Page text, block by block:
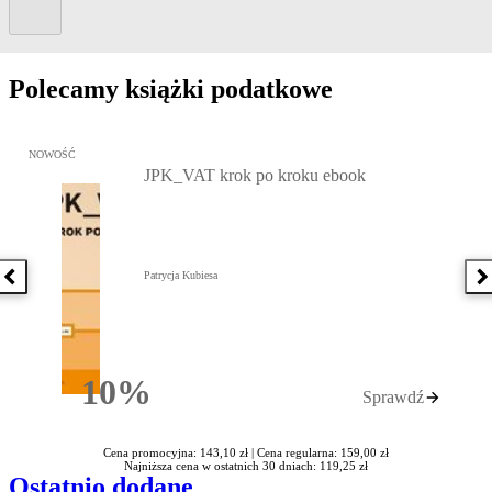
Polecamy książki podatkowe
Poprzednia książka
Przejdź do: JPK_VAT krok po kroku ebook, Patrycja Kubiesa -
NOWOŚĆ
10%Rabatu
JPK_VAT krok po kroku ebook
Patrycja Kubiesa
Sprawdź
Cena promocyjna: 143,10 zł | Cena regularna: 159,00 zł
Najniższa cena w ostatnich 30 dniach: 119,25 zł
Ostatnio dodane